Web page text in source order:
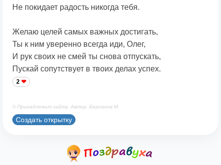
Не покидает радость никогда тебя.
Желаю целей самых важных достигать,
Ты к ним уверенно всегда иди, Олег,
И рук своих не смей ты снова отпускать,
Пускай сопутствует в твоих делах успех.
2
© Принадлежит сайту. Автор: Берсанов М.
Создать открытку